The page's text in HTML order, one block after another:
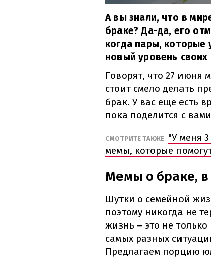
А вы знали, что в
браке? Да-да, его
когда пары, которые
новый уровень
Говорят, что 27 июня
стоит смело делать
брак. У вас еще есть
пока поделится с
СМОТРИТЕ ТАКЖЕ "У меня
мемы, которые
Мемы о браке, в
Шутки о семейной
поэтому никогда не
жизнь – это не
самых разных
Предлагаем порцию